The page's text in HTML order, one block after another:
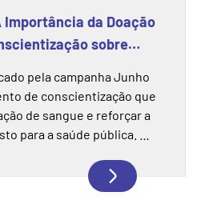
da Doação
sobre
pela campanha Junho
de conscientização que
de sangue e reforçar a
para a saúde pública. A
estoques de sangue
durante períodos do